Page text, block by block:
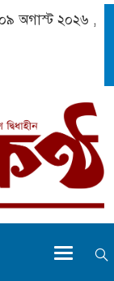
অগাস্ট ২০২৬ ,